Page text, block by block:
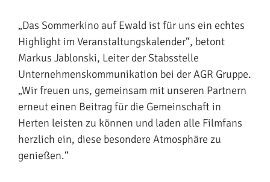
„Das Sommerkino auf Ewald ist für uns ein echtes
Highlight im Veranstaltungskalender“, betont
Markus Jablonski, Leiter der Stabsstelle
Unternehmenskommunikation bei der AGR Gruppe.
„Wir freuen uns, gemeinsam mit unseren Partnern
erneut einen Beitrag für die Gemeinschaft in
Herten leisten zu können und laden alle Filmfans
herzlich ein, diese besondere Atmosphäre zu
genießen.“